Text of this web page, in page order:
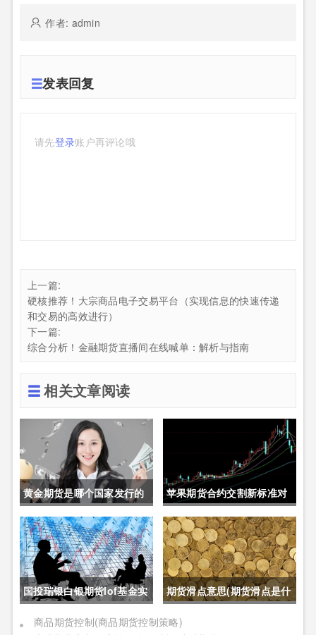
作者: admin
发表回复
请先登录账户再评论哦
上一篇:
硬核推荐！大宗商品电子交易平台（实现信息的快速传递
和交易的高效进行）
下一篇:
综合分析！金融期货直播间在线喊单：解析与指南
相关文章阅读
黄金期货是哪个国家发行的
呢(黄金期货是属于国内盘
吗)
苹果期货合约交割新标准对
价格的影响(苹果期货合约交
割新标准对价格的影响有哪
些)
国投瑞银白银期货lof基金实
时行情(国投瑞银白银期货
期货滑点意思(期货滑点是什
么意思)
商品期货控制(商品期货控制策略)